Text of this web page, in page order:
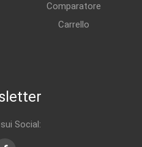
Comparatore
Carrello
Social: